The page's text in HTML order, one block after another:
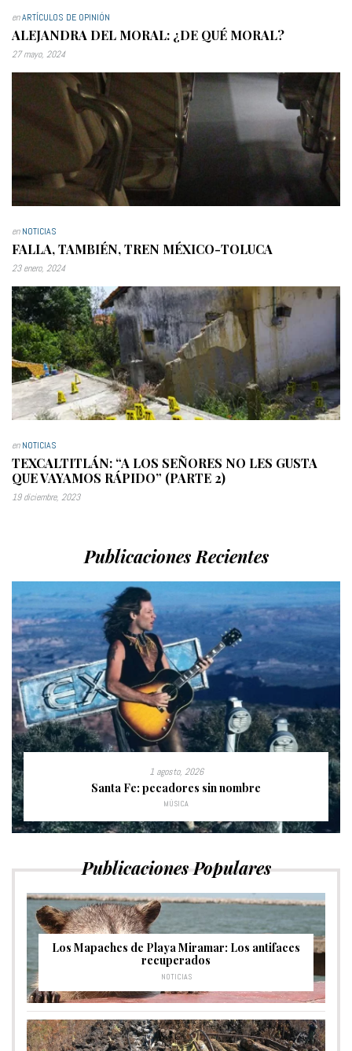
enARTÍCULOS DE OPINIÓN
ALEJANDRA DEL MORAL: ¿DE QUÉ MORAL?
27 mayo, 2024
enNOTICIAS
FALLA, TAMBIÉN, TREN MÉXICO-TOLUCA
23 enero, 2024
enNOTICIAS
TEXCALTITLÁN: “A LOS SEÑORES NO LES GUSTA
QUE VAYAMOS RÁPIDO” (PARTE 2)
19 diciembre, 2023
Publicaciones Recientes
1 agosto, 2026
Santa Fe: pecadores sin nombre
MÚSICA
Publicaciones Populares
Los Mapaches de Playa Miramar: Los antifaces
recuperados
NOTICIAS